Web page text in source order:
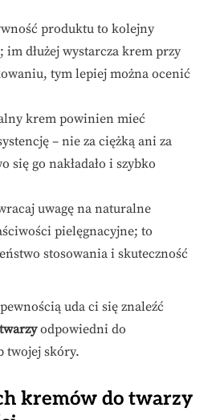
produktu to kolejny
dłużej wystarcza krem przy
tym lepiej można ocenić
krem powinien mieć
– nie za ciężką ani za
się go nakładało i szybko
uwagę na naturalne
pielęgnacyjne; to
stosowania i skuteczność
uda ci się znaleźć
odpowiedni do
twojej skóry.
kremów do twarzy